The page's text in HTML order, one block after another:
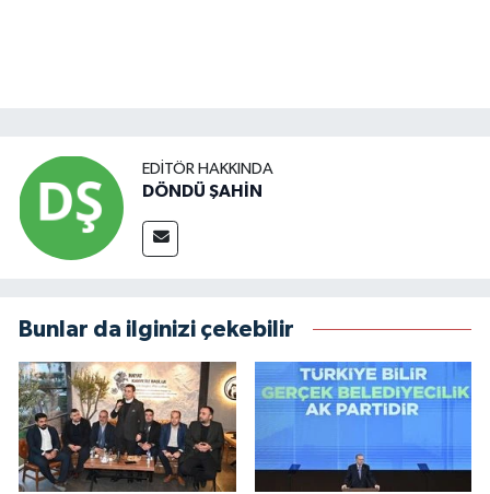
EDITÖR HAKKINDA
DÖNDÜ ŞAHİN
Bunlar da ilginizi çekebilir